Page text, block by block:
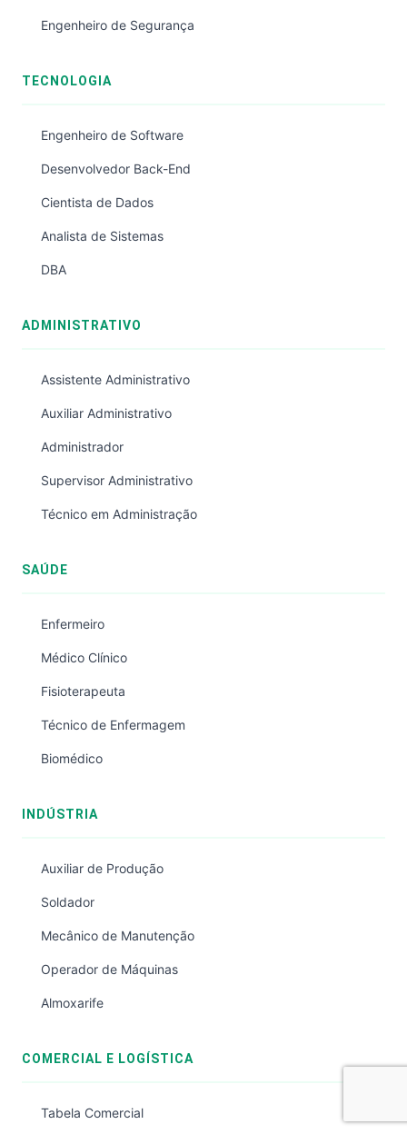
Engenheiro de Segurança
TECNOLOGIA
Engenheiro de Software
Desenvolvedor Back-End
Cientista de Dados
Analista de Sistemas
DBA
ADMINISTRATIVO
Assistente Administrativo
Auxiliar Administrativo
Administrador
Supervisor Administrativo
Técnico em Administração
SAÚDE
Enfermeiro
Médico Clínico
Fisioterapeuta
Técnico de Enfermagem
Biomédico
INDÚSTRIA
Auxiliar de Produção
Soldador
Mecânico de Manutenção
Operador de Máquinas
Almoxarife
COMERCIAL E LOGÍSTICA
Tabela Comercial